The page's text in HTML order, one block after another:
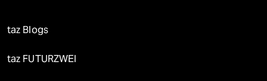
taz Blogs
taz FUTURZWEI